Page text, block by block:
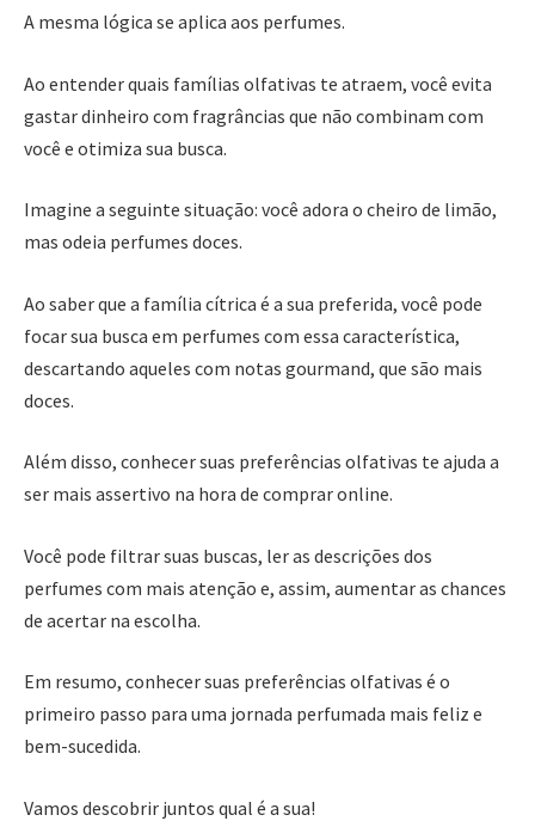
A mesma lógica se aplica aos perfumes.
Ao entender quais famílias olfativas te atraem, você evita
gastar dinheiro com fragrâncias que não combinam com
você e otimiza sua busca.
Imagine a seguinte situação: você adora o cheiro de limão,
mas odeia perfumes doces.
Ao saber que a família cítrica é a sua preferida, você pode
focar sua busca em perfumes com essa característica,
descartando aqueles com notas gourmand, que são mais
doces.
Além disso, conhecer suas preferências olfativas te ajuda a
ser mais assertivo na hora de comprar online.
Você pode filtrar suas buscas, ler as descrições dos
perfumes com mais atenção e, assim, aumentar as chances
de acertar na escolha.
Em resumo, conhecer suas preferências olfativas é o
primeiro passo para uma jornada perfumada mais feliz e
bem-sucedida.
Vamos descobrir juntos qual é a sua!